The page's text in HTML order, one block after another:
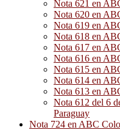
Nota 621 en
Nota 620 en
Nota 619 en
Nota 618 en
Nota 617 en
Nota 616 en
Nota 615 en
Nota 614 en
Nota 613 en
Nota 612 del 6
Paraguay
Nota 724 en ABC